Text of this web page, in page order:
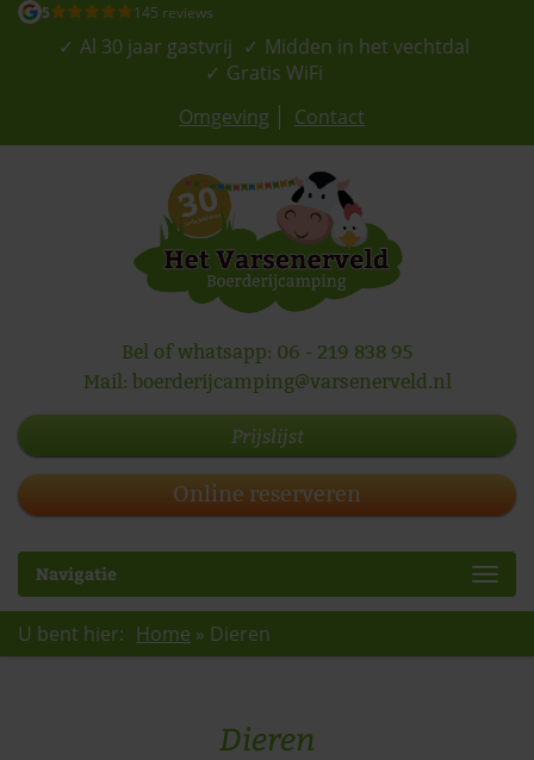
5 145 reviews
Al 30 jaar gastvrij
Midden in het vechtdal
Gratis WiFi
Omgeving
Contact
Bel of whatsapp: 06 - 219 838 95
Mail: boerderijcamping@varsenerveld.nl
Prijslijst
Online reserveren
Navigatie
U bent hier: Home » Dieren
Dieren